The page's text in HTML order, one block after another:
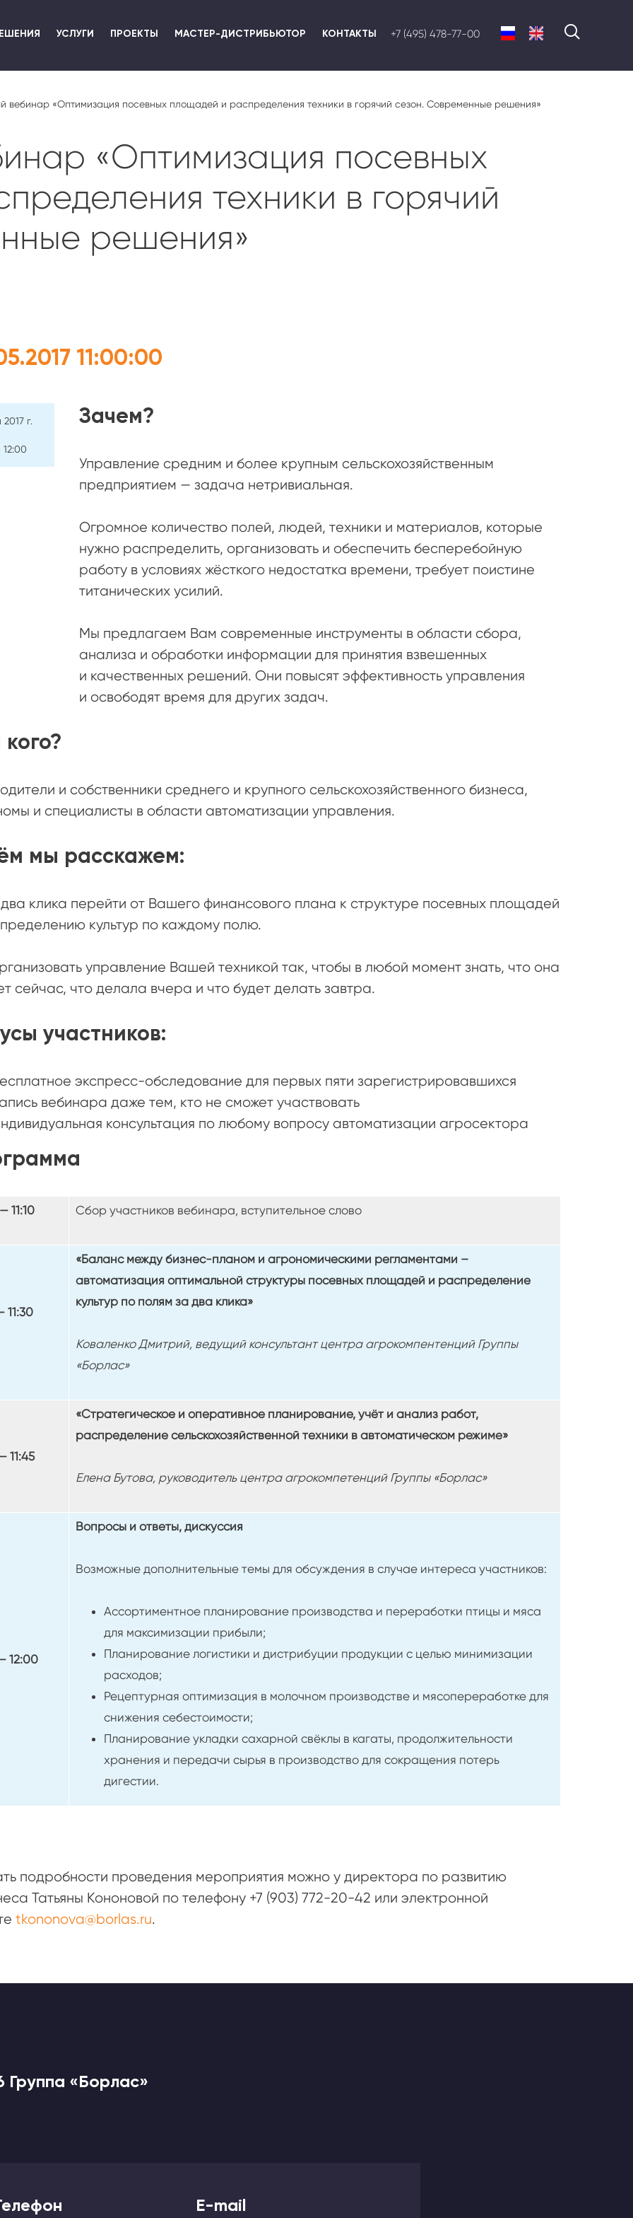
УСЛУГИ ПРОЕКТЫ МАСТЕР-ДИСТРИБЬЮТОР КОНТАКТЫ +7 (495) 478-77-00
вебинар «Оптимизация посевных площадей и распределения техники в горячий сезон. Современные решения»
«Оптимизация посевных
техники в горячий
решения»
11:00:00
г.
12:00
Зачем?
Управление средним и более крупным сельскохозяйственным
предприятием — задача нетривиальная.
Огромное количество полей, людей, техники и материалов, которые
нужно распределить, организовать и обеспечить бесперебойную
работу в условиях жёсткого недостатка времени, требует поистине
титанических усилий.
Мы предлагаем Вам современные инструменты в области сбора,
анализа и обработки информации для принятия взвешенных
и качественных решений. Они повысят эффективность управления
и освободят время для других задач.
и собственники среднего и крупного сельскохозяйственного бизнеса,
и специалисты в области автоматизации управления.
мы расскажем:
клика перейти от Вашего финансового плана к структуре посевных площадей
культур по каждому полю.
управление Вашей техникой так, чтобы в любой момент знать, что она
сейчас, что делала вчера и что будет делать завтра.
участников:
экспресс-обследование для первых пяти зарегистрировавшихся
вебинара даже тем, кто не сможет участвовать
консультация по любому вопросу автоматизации агросектора
11:10 Сбор участников вебинара, вступительное слово
11:30
«Баланс между бизнес-планом и агрономическими регламентами –
автоматизация оптимальной структуры посевных площадей и распределение
культур по полям за два клика»
Коваленко Дмитрий, ведущий консультант центра агрокомпентенций Группы
«Борлас»
11:45
«Стратегическое и оперативное планирование, учёт и анализ работ,
распределение сельскохозяйственной техники в автоматическом режиме»
Елена Бутова, руководитель центра агрокомпетенций Группы «Борлас»
12:00
Вопросы и ответы, дискуссия
Возможные дополнительные темы для обсуждения в случае интереса участников:
Ассортиментное планирование производства и переработки птицы и мяса
для максимизации прибыли;
Планирование логистики и дистрибуции продукции с целью минимизации
расходов;
Рецептурная оптимизация в молочном производстве и мясопереработке для
снижения себестоимости;
Планирование укладки сахарной свёклы в кагаты, продолжительности
хранения и передачи сырья в производство для сокращения потерь
дигестии.
подробности проведения мероприятия можно у директора по развитию
Татьяны Кононовой по телефону +7 (903) 772-20-42 или электронной
tkononova@borlas.ru.
Группа «Борлас»
E-mail